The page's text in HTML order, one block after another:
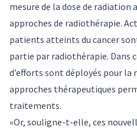
mesure de la dose de radiation
approches de radiothérapie.
patients atteints du cancer
partie par radiothérapie. Dans
d’efforts sont déployés pour la
approches thérapeutiques
traitements.
«Or, souligne-t-elle, ces